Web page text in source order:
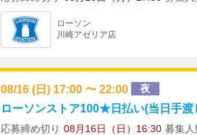
ローソン
川崎アゼリア店
08/16 (日) 17:00 〜 22:00 夜
ローソンストア100★日払い(当日手
応募締め切り 08月16日（日）16:30 募集人